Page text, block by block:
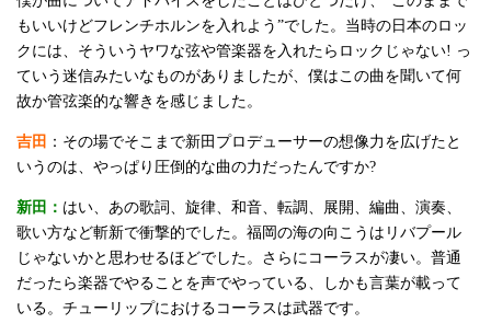
もいいけどフレンチホルンを入れよう”でした。当時の日本のロッ
クには、そういうヤワな弦や管楽器を入れたらロックじゃない! っ
ていう迷信みたいなものがありましたが、僕はこの曲を聞いて何
故か管弦楽的な響きを感じました。
吉田 ：その場でそこまで新田プロデューサーの想像力を広げたと
いうのは、やっぱり圧倒的な曲の力だったんですか?
新田： はい、あの歌詞、旋律、和音、転調、展開、編曲、演奏、
歌い方など斬新で衝撃的でした。福岡の海の向こうはリバプール
じゃないかと思わせるほどでした。さらにコーラスが凄い。普通
だったら楽器でやることを声でやっている、しかも言葉が載って
いる。チューリップにおけるコーラスは武器です。